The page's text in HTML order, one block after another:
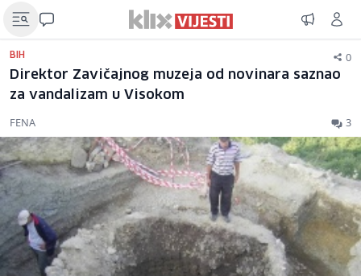
BIH 0
Direktor Zavičajnog muzeja od novinara saznao
za vandalizam u Visokom
FENA 3